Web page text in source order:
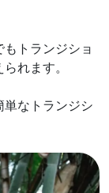
トランジショ
れます。
なトランジシ